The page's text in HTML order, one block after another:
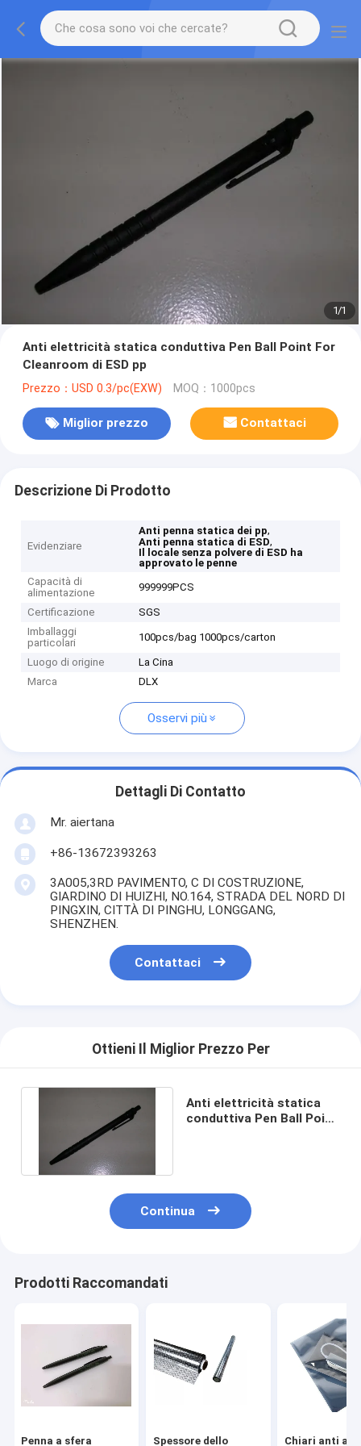
1/1
Anti elettricità statica conduttiva Pen Ball Point For
Cleanroom di ESD pp
Prezzo：USD 0.3/pc(EXW) MOQ：1000pcs
Miglior prezzo Contattaci
Descrizione Di Prodotto
Evidenziare
Anti penna statica dei pp,
Anti penna statica di ESD,
Il locale senza polvere di ESD ha
approvato le penne
Capacità di
alimentazione
999999PCS
Certificazione
SGS
Imballaggi
particolari
100pcs/bag 1000pcs/carton
Luogo di origine
La Cina
Marca
DLX
Osservi più
Dettagli Di Contatto
Mr. aiertana
+86-13672393263
3A005,3RD PAVIMENTO, C DI COSTRUZIONE,
GIARDINO DI HUIZHI, NO.164, STRADA DEL NORD DI
PINGXIN, CITTÀ DI PINGHU, LONGGANG,
SHENZHEN.
Contattaci
Ottieni Il Miglior Prezzo Per
Anti elettricità statica
conduttiva Pen Ball Point
Continua
Prodotti Raccomandati
Penna a sfera Spessore dello Chiari anti